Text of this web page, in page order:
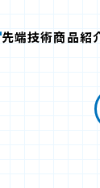
先端技術商品紹